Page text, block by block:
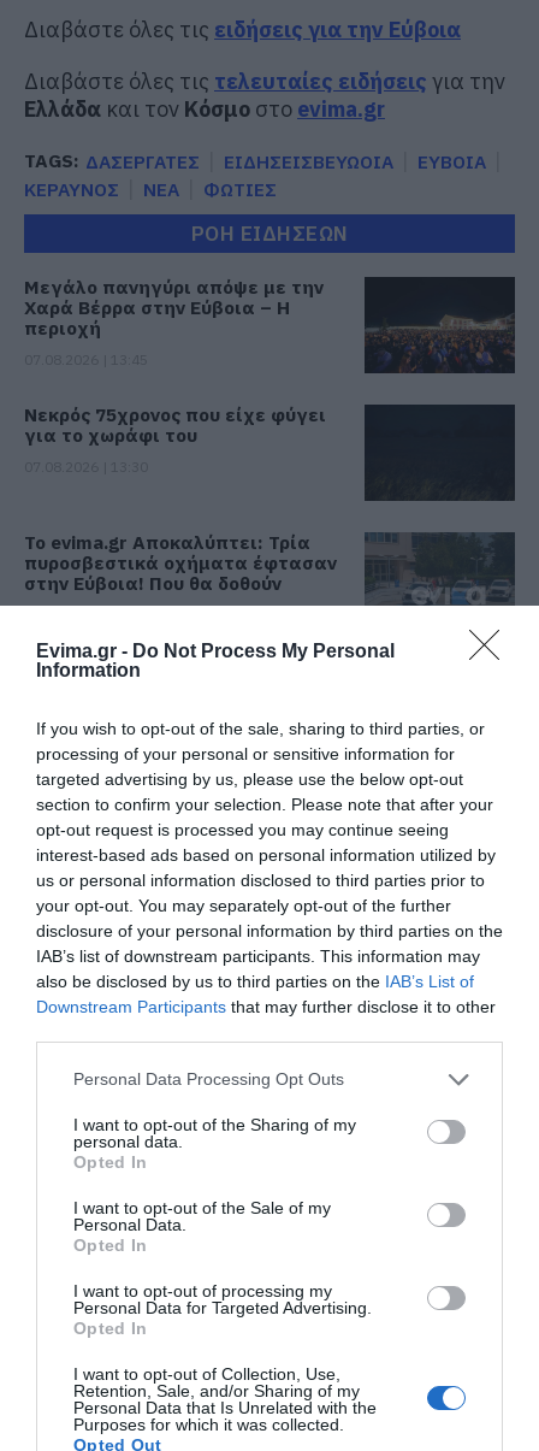
Evima.gr - Do Not Process My Personal
Information
If you wish to opt-out of the sale, sharing to third parties, or
processing of your personal or sensitive information for
targeted advertising by us, please use the below opt-out
section to confirm your selection. Please note that after your
opt-out request is processed you may continue seeing
interest-based ads based on personal information utilized by
us or personal information disclosed to third parties prior to
your opt-out. You may separately opt-out of the further
disclosure of your personal information by third parties on the
IAB’s list of downstream participants. This information may
also be disclosed by us to third parties on the IAB’s List of
Downstream Participants that may further disclose it to other
Please note that this website/app uses one or more Google
not limited to your visit or usage behaviour. You may click to
grant or deny consent to Google and its third-party tags to
use your data for below specified purposes in below Google
consent section.
Personal Data Processing Opt Outs
I want to opt-out of the Sharing of my
personal data.
Opted In
I want to opt-out of the Sale of my
Personal Data.
Opted In
I want to opt-out of processing my
Personal Data for Targeted Advertising.
Opted In
I want to opt-out of Collection, Use,
Retention, Sale, and/or Sharing of my
Personal Data that Is Unrelated with the
Purposes for which it was collected.
Opted Out
Διαβάστε όλες τις ειδήσεις για την Εύβοια
Διαβάστε όλες τις τελευταίες ειδήσεις για την
Ελλάδα και τον Κόσμο στο evima.gr
TAGS: ΔΑΣΕΡΓΑΤΕΣ ΕΙΔΗΣΕΙΣΒΕΥΩΟΙΑ
ΕΥΒΟΙΑ
ΚΕΡΑΥΝΟΣ
ΝΕΑ ΦΩΤΙΕΣ
ΡΟΗ ΕΙΔΗΣΕΩΝ
Μεγάλο πανηγύρι απόψε με την
Χαρά Βέρρα στην Εύβοια – Η
περιοχή
Νεκρός 75χρονος που είχε φύγει
για το χωράφι του
Το evima.gr Αποκαλύπτει: Τρία
πυροσβεστικά οχήματα έφτασαν
στην Εύβοια! Που θα δοθούν
Συντάξεις: Ποιοι θα πάρουν
07.08.2026 | 13:00
Σκύρος: Στάχτη πάνω από 1.000
στρέμματα στο Νησί – Νέες
εικόνες
07.08.2026 | 12:45
Πώς θα πληρωθούν όσοι
δουλέψουν στις 15 Αυγούστου
07.08.2026 | 12:30
δήμου στην Εύβοια
εβδομάδες του ελληνικού
καλοκαιριού για φωτιές
07.08.2026 | 12:00
Χωρίς νερό τώρα περιοχές της
Χαλκίδας
Δελφίνια κολυμπούν δίπλα σε
Όλες οι τελευταίες ειδήσεις
ΠΕΡΙΣΣΟΤΕΡΑ ΑΠΟ ΕΙΔΗΣΕΙΣ ΕΥΒΟΙΑ
Μεγάλο πανηγύρι
απόψε με την Χαρά
Βέρρα στην Εύβοια – Η
περιοχή
Το evima.gr
Αποκαλύπτει: Τρία
πυροσβεστικά
οχήματα έφτασαν στην